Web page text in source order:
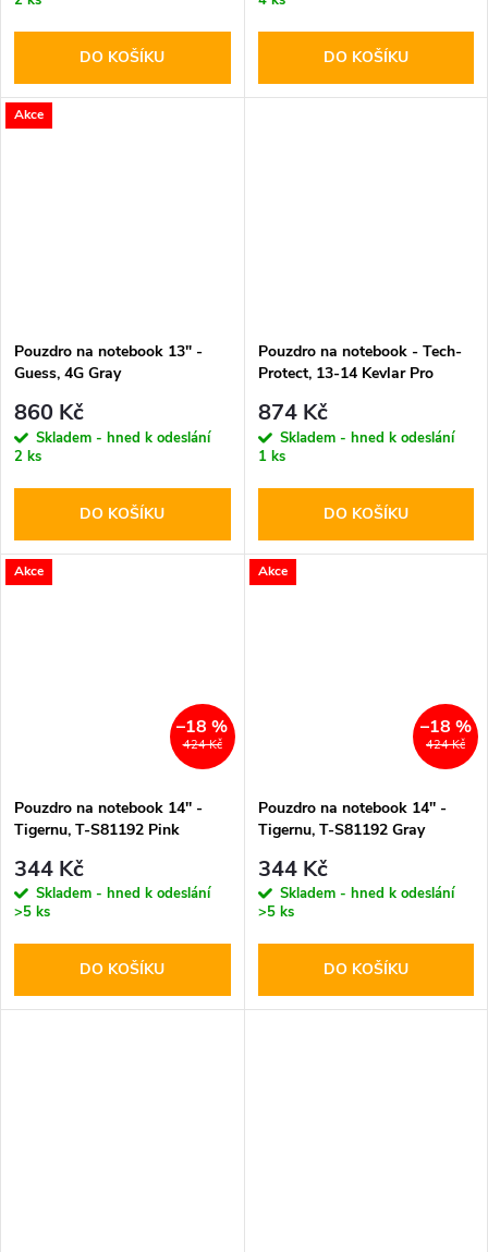
DO KOŠÍKU DO KOŠÍKU
Akce
Pouzdro na notebook 13" -
Guess, 4G Gray
860 Kč
Skladem - hned k odeslání
2 ks
DO KOŠÍKU
Pouzdro na notebook - Tech-
Protect, 13-14 Kevlar Pro
874 Kč
Skladem - hned k odeslání
1 ks
DO KOŠÍKU
Akce
424 Kč
–18 %
Pouzdro na notebook 14'' -
Tigernu, T-S81192 Pink
344 Kč
Skladem - hned k odeslání
>5 ks
DO KOŠÍKU
Akce
424 Kč
–18 %
Pouzdro na notebook 14'' -
Tigernu, T-S81192 Gray
344 Kč
Skladem - hned k odeslání
>5 ks
DO KOŠÍKU